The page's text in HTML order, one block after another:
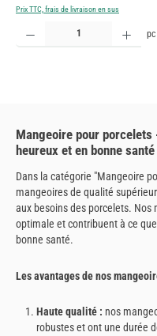
Prix TTC, frais de livraison en sus
Quantité de produit : Entrez la quantité
pc
Mangeoire pour
heureux et en bonne santé
Dans la catégorie "Mangeoire
mangeoires de qualité
aux besoins des porcelets.
optimale et contribuent à ce
bonne santé.
Les avantages de nos
Haute qualité : nos
robustes et ont une durée